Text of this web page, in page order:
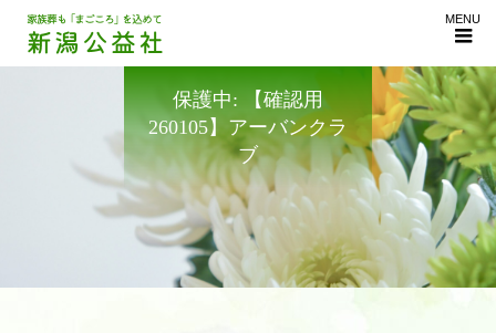
MENU
保護中: 【確認用
260105】アーバンクラ
ブ